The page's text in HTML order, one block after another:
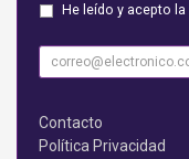
He leído y acepto la
Contacto
Política Privacidad